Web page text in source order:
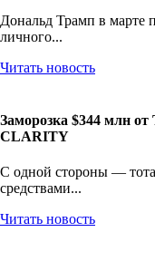
Дональд Трамп в марте
личного...
Читать новость
Заморозка $344 млн от
CLARITY
С одной стороны —
средствами...
Читать новость